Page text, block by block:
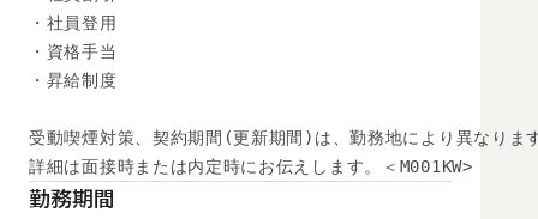
・社員登用
・資格手当
・昇給制度
受動喫煙対策、契約期間(更新期間)は、勤務地により異なりま
詳細は面接時または内定時にお伝えします。＜M001KW>
勤務期間